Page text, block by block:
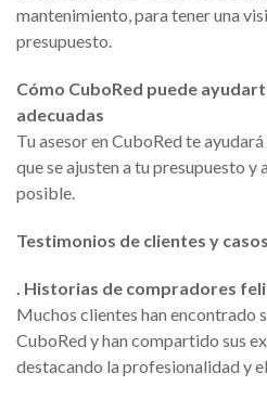
mantenimiento, para tener una
presupuesto.
Cómo CuboRed puede
adecuadas
Tu asesor en CuboRed te
que se ajusten a tu presupuesto
posible.
Testimonios de clientes y
. Historias de compradores
Muchos clientes han encontrado
CuboRed y han compartido sus
destacando la profesionalidad y